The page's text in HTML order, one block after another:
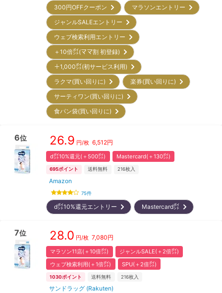
300円OFFクーポン
マラソンエントリー
ジャンルSALEエントリー
ウェブ検索利用エントリー
＋10倍㌽(ママ割 初登録)
＋1,000㌽(初サービス利用)
ラクマ(買い回りに)
楽券(買い回りに)
サーティワン(買い回りに)
食パン袋(買い回りに)
6位 26.9 円/枚 6,512円
d㌽10%還元(＋500㌽) Mastercard(＋130㌽)
695ポイント 送料無料 216枚入
Amazon
75件
d㌽10%還元エントリー Mastercard㌽
7位 28.0 円/枚 7,080円
マラソン11店(＋10倍㌽)
ジャンルSALE(＋2倍㌽)
ウェブ検索利用(＋1倍㌽)
SPU(＋2倍㌽)
1030ポイント 送料無料 216枚入
サンドラッグ (Rakuten)